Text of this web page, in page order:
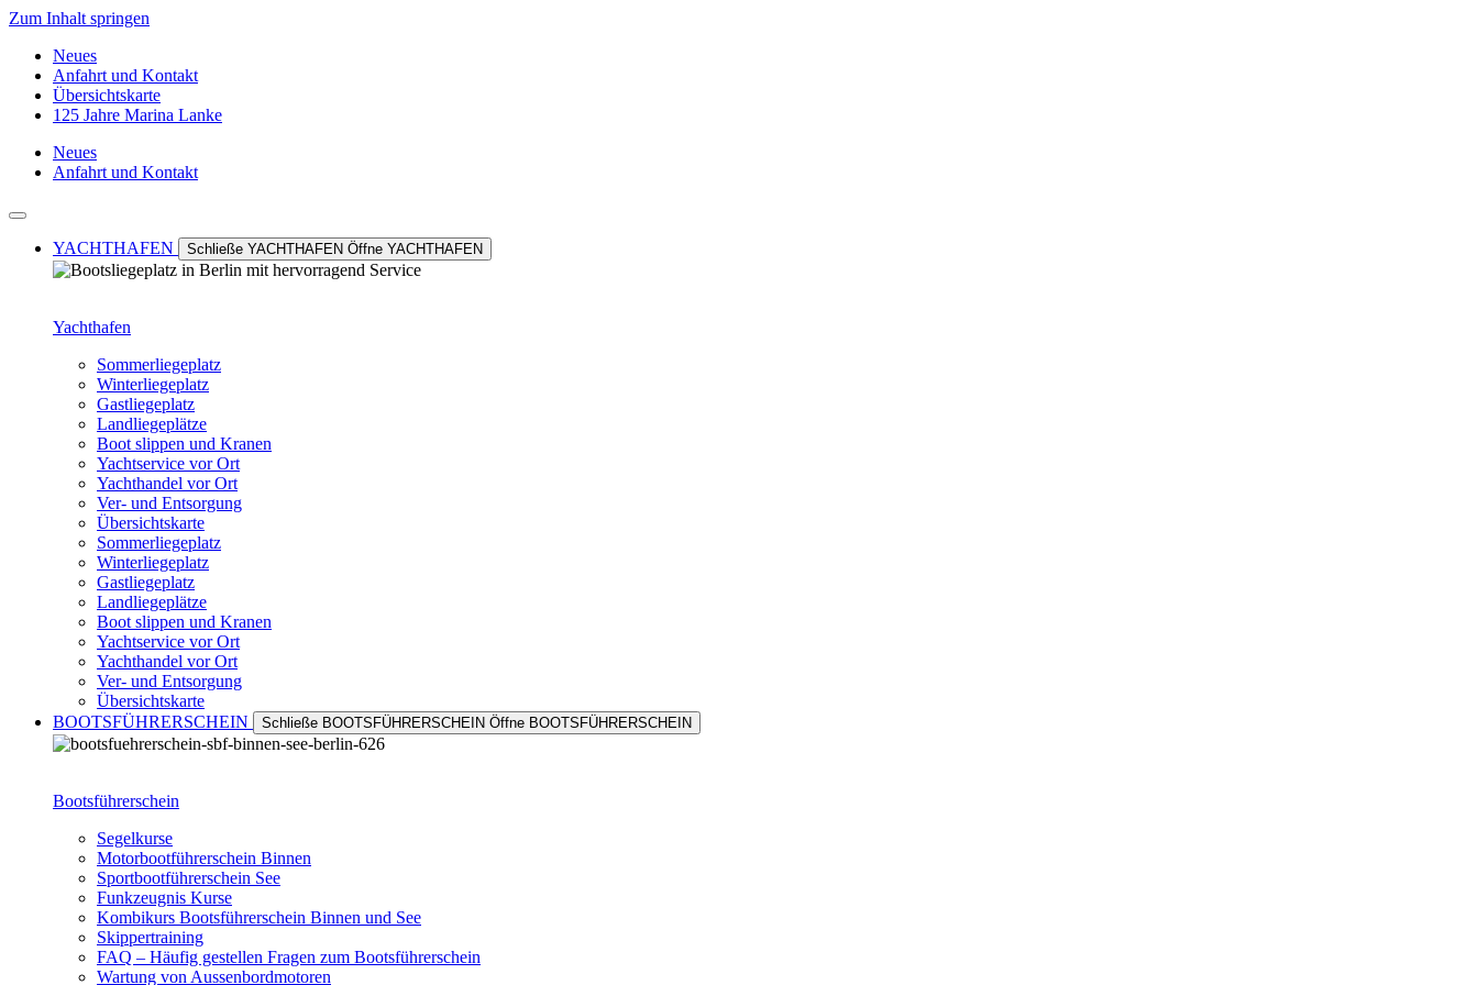
Zum Inhalt springen
Neues
Anfahrt und Kontakt
Übersichtskarte
125 Jahre Marina Lanke
Neues
Anfahrt und Kontakt
YACHTHAFEN Schließe YACHTHAFEN Öffne YACHTHAFEN
Yachthafen
Sommerliegeplatz
Winterliegeplatz
Gastliegeplatz
Landliegeplätze
Boot slippen und Kranen
Yachtservice vor Ort
Yachthandel vor Ort
Ver- und Entsorgung
Übersichtskarte
Sommerliegeplatz
Winterliegeplatz
Gastliegeplatz
Landliegeplätze
Boot slippen und Kranen
Yachtservice vor Ort
Yachthandel vor Ort
Ver- und Entsorgung
Übersichtskarte
BOOTSFÜHRERSCHEIN
Schließe BOOTSFÜHRERSCHEIN Öffne BOOTSFÜHRERSCHEIN
Bootsführerschein
Segelkurse
Motorbootführerschein Binnen
Sportbootführerschein See
Funkzeugnis Kurse
Kombikurs Bootsführerschein Binnen und See
Skippertraining
FAQ – Häufig gestellen Fragen zum Bootsführerschein
Wartung von Aussenbordmotoren